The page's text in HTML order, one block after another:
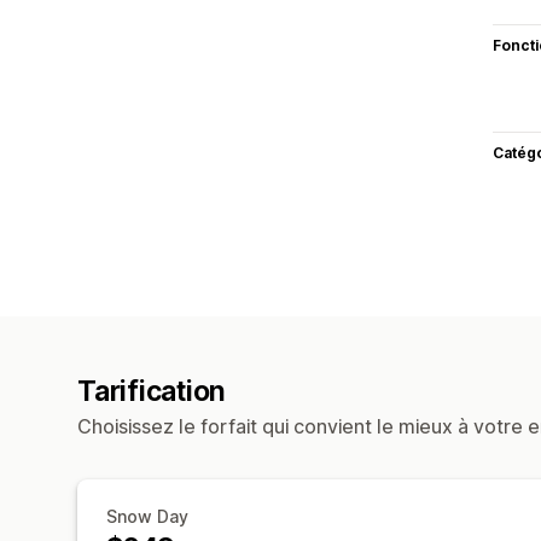
Tarification
Choisissez le forfait qui convient le mieux à votre
Snow Day